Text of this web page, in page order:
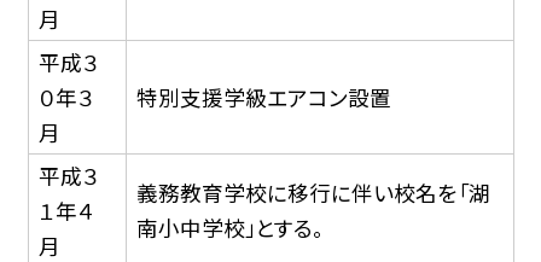
月
平成３
０年３
月
特別支援学級エアコン設置
平成３
１年４
月
義務教育学校に移行に伴い校名を「湖
南小中学校」とする。